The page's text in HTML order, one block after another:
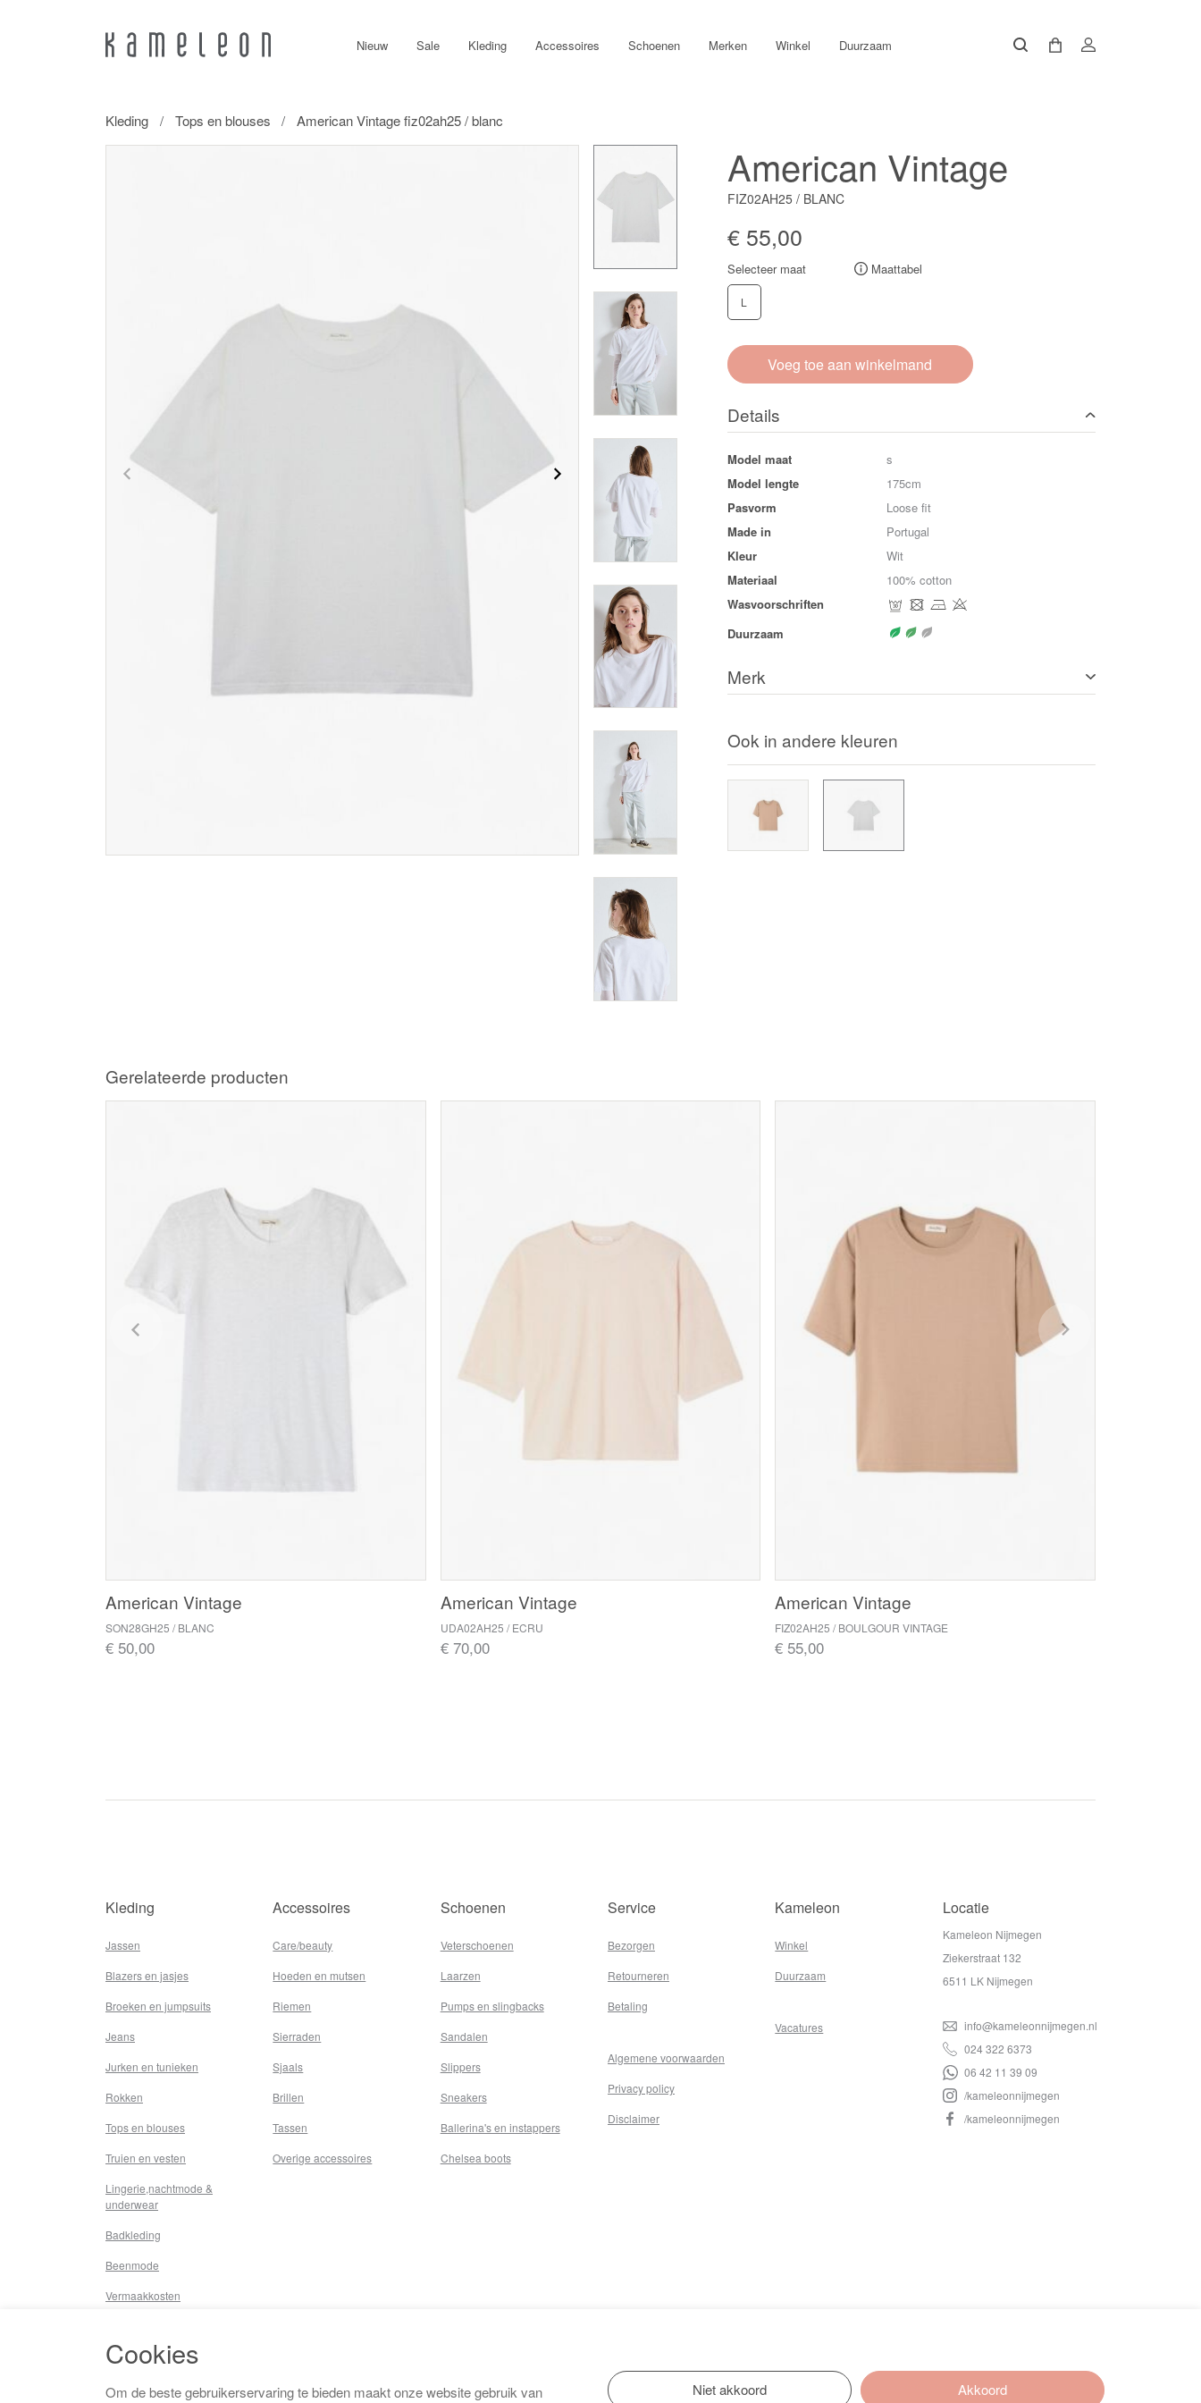
Nieuw Sale Kleding Accessoires Schoenen Merken Winkel Duurzaam
Kleding Tops en blouses American Vintage fiz02ah25 / blanc
American Vintage
FIZ02AH25 / BLANC
€ 55,00
Selecteer maat Maattabel
L
Voeg toe aan winkelmand
Details
Model maat
s
Model lengte
175cm
Pasvorm
Loose fit
Made in
Portugal
Kleur
Wit
Materiaal
100% cotton
Wasvoorschriften
Duurzaam
Merk
Ook in andere kleuren
Gerelateerde producten
American Vintage
SON28GH25 / BLANC
€ 50,00
American Vintage
UDA02AH25 / ECRU
€ 70,00
American Vintage
FIZ02AH25 / BOULGOUR VINTAGE
€ 55,00
Kleding
Jassen
Blazers en jasjes
Broeken en jumpsuits
Jeans
Jurken en tunieken
Rokken
Tops en blouses
Truien en vesten
Lingerie,nachtmode &
underwear
Badkleding
Beenmode
Vermaakkosten
Overige
Accessoires
Care/beauty
Hoeden en mutsen
Riemen
Sierraden
Sjaals
Brillen
Tassen
Overige accessoires
Schoenen
Veterschoenen
Laarzen
Pumps en slingbacks
Sandalen
Slippers
Sneakers
Ballerina's en instappers
Chelsea boots
Service
Bezorgen
Retourneren
Betaling
Algemene voorwaarden
Privacy policy
Disclaimer
Kameleon
Winkel
Duurzaam
Vacatures
Locatie
Kameleon Nijmegen
Ziekerstraat 132
6511 LK Nijmegen
info@kameleonnijmegen.nl
024 322 6373
06 42 11 39 09
/kameleonnijmegen
/kameleonnijmegen
Cookies
Om de beste gebruikerservaring te bieden maakt onze website gebruik van